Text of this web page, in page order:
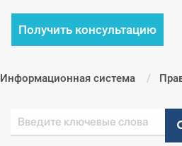
Получить консультацию
Информационная система